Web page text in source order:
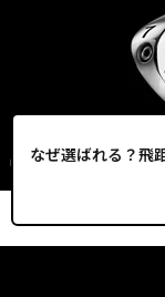
なぜ選ばれる？飛